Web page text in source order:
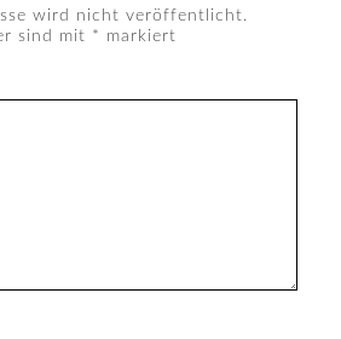
wird nicht veröffentlicht.
sind mit * markiert